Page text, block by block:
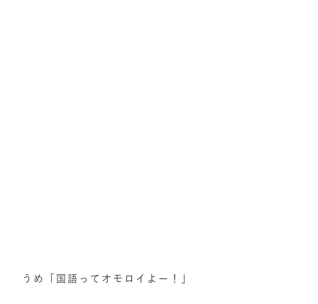
うめ「国語ってオモロイよー！」